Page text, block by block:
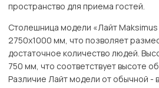
пространство для приема гостей.
Столешница модели «Лайт
2750х1000 мм, что позволяет
достаточное количество людей.
750 мм, что соответствует высоте
Различие Лайт модели от обычной -